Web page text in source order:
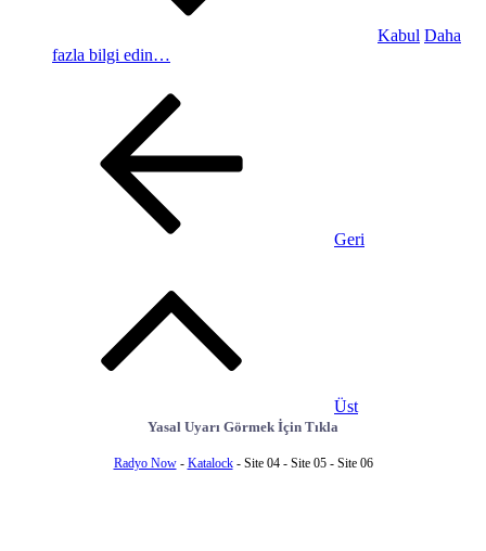
Kabul Daha
fazla bilgi edin…
Geri
Üst
Yasal Uyarı Görmek İçin Tıkla
Radyo Now- Katalock- Site 04 - Site 05 - Site 06